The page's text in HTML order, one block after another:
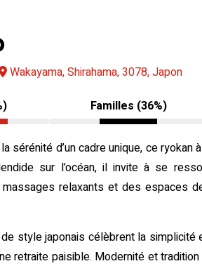
Wakayama, Shirahama, 3078, Japon
Familles (36%)
sérénité d’un cadre unique, ce
sur l’océan, il invite à se
relaxants et des espaces
style japonais célèbrent la
retraite paisible. Modernité et